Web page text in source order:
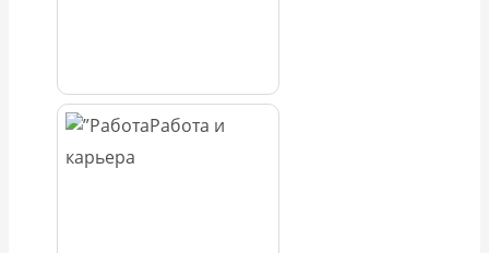
Работа и
карьера